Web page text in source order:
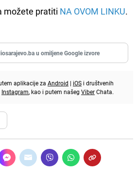
možete pratiti NA OVOM LINKU.
u omiljene Google izvore
aplikacije za Android | iOS i društvenih
Instagram, kao i putem našeg ViberChata.